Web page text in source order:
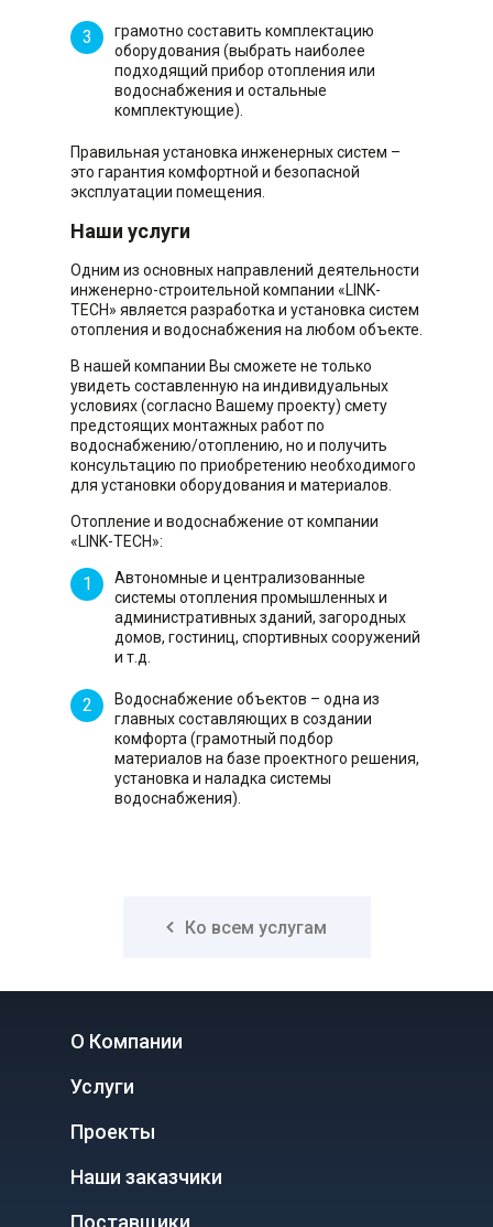
грамотно составить комплектацию
оборудования (выбрать наиболее
подходящий прибор отопления или
водоснабжения и остальные
комплектующие).
Правильная установка инженерных систем –
это гарантия комфортной и безопасной
эксплуатации помещения.
Наши услуги
Одним из основных направлений деятельности
инженерно-строительной компании «LINK-
TECH» является разработка и установка систем
отопления и водоснабжения на любом объекте.
В нашей компании Вы сможете не только
увидеть составленную на индивидуальных
условиях (согласно Вашему проекту) смету
предстоящих монтажных работ по
водоснабжению/отоплению, но и получить
консультацию по приобретению необходимого
для установки оборудования и материалов.
Отопление и водоснабжение от компании
«LINK-TECH»:
Автономные и централизованные
системы отопления промышленных и
административных зданий, загородных
домов, гостиниц, спортивных сооружений
и т.д.
Водоснабжение объектов – одна из
главных составляющих в создании
комфорта (грамотный подбор
материалов на базе проектного решения,
установка и наладка системы
водоснабжения).
Ко всем услугам
О Компании
Услуги
Проекты
Наши заказчики
Поставщики